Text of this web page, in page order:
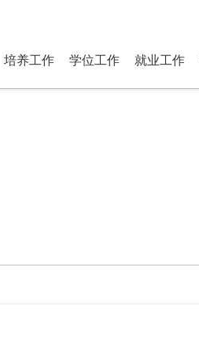
培养工作 学位工作 就业工作